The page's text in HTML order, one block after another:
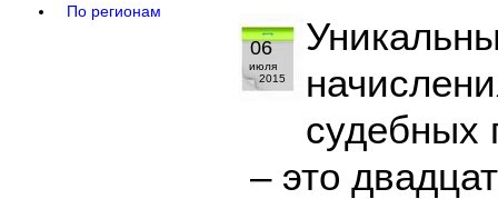
По регионам
06
июля
2015
– это